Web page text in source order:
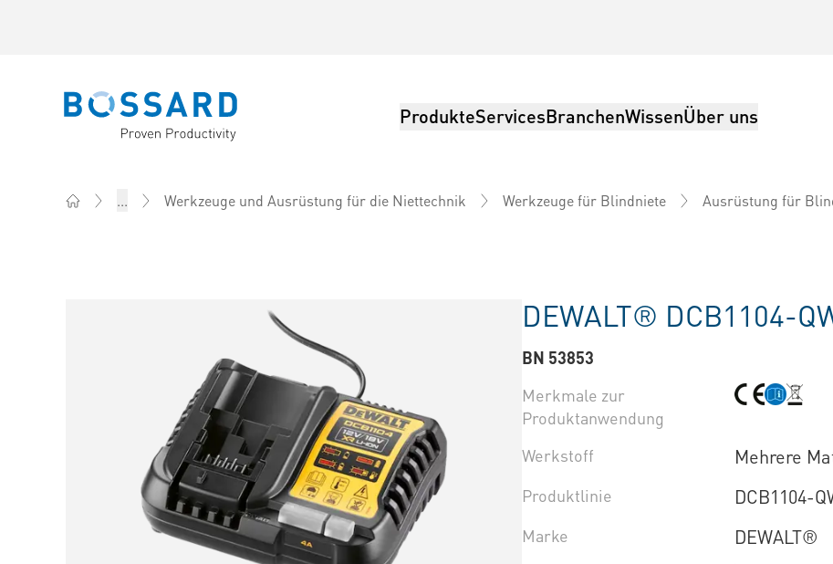
Bossard homepage ProdukteServicesBranchenWissenÜber uns
... Werkzeuge und Ausrüstung für die Niettechnik Werkzeuge für Blindniete Ausrüstung für
DEWALT® DCB1104-
BN 53853
Merkmale zur
Produktanwendung
Werkstoff
Mehrere
Produktlinie DCB1104-
Marke DEWALT®